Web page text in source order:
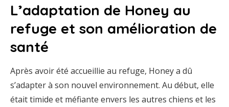
L’adaptation de Honey au
refuge et son amélioration de
santé
Après avoir été accueillie au refuge, Honey a dû
s’adapter à son nouvel environnement. Au début, elle
était timide et méfiante envers les autres chiens et les